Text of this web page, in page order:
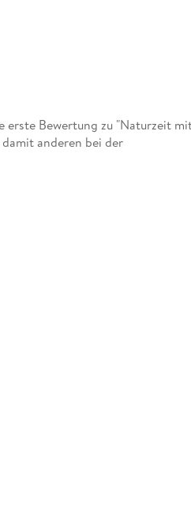
erste Bewertung zu "Naturzeit
anderen bei der